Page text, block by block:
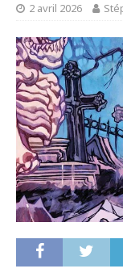
2 avril 2026